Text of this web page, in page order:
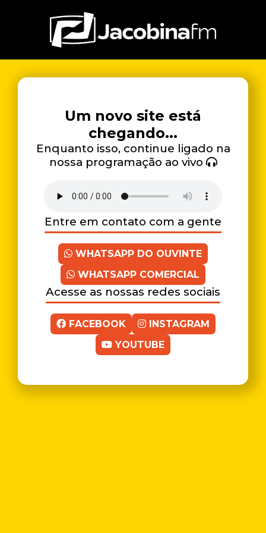
Um novo site está
chegando...
Enquanto isso, continue ligado na
nossa programação ao vivo
Entre em contato com a gente
WHATSAPP DO OUVINTE
WHATSAPP COMERCIAL
Acesse as nossas redes sociais
FACEBOOK
INSTAGRAM
YOUTUBE